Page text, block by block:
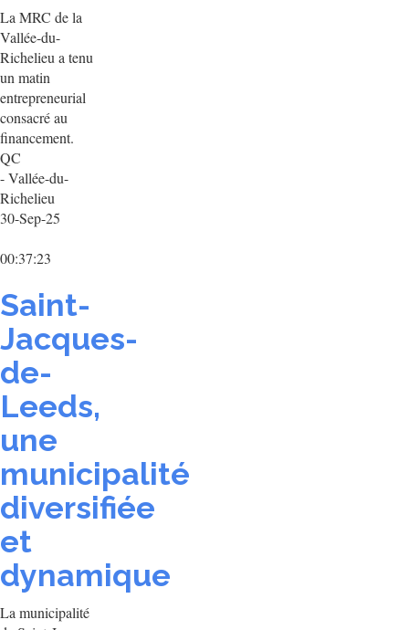
La MRC de la
Vallée-du-
Richelieu a tenu
un matin
entrepreneurial
consacré au
financement.
QC
- Vallée-du-
Richelieu
30-Sep-25
00:37:23
Saint-
Jacques-
de-
Leeds,
une
municipalité
diversifiée
et
dynamique
La municipalité